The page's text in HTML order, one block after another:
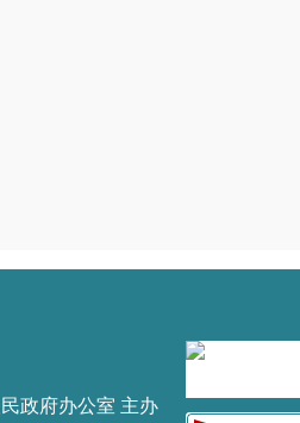
政府办公室 主办